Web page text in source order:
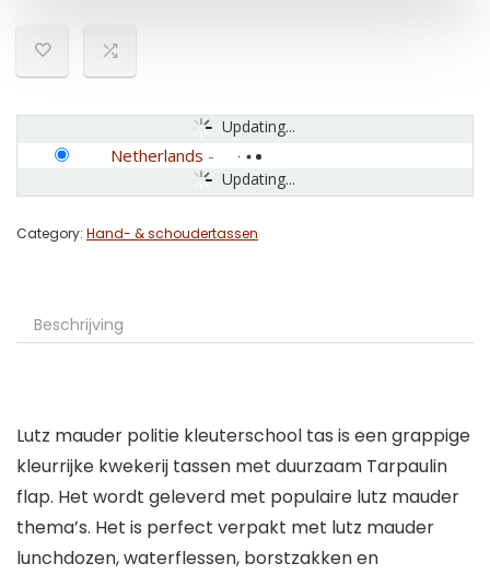
Updating...
Updating...
Netherlands -
Category: Hand- & schoudertassen
Beschrijving
Lutz mauder politie kleuterschool tas is een grappige
kleurrijke kwekerij tassen met duurzaam Tarpaulin
flap. Het wordt geleverd met populaire lutz mauder
thema’s. Het is perfect verpakt met lutz mauder
lunchdozen, waterflessen, borstzakken en